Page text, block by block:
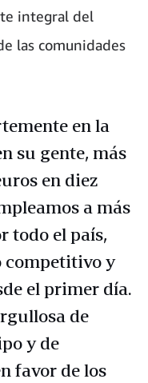
integral del
las comunidades
en la
su gente, más
en diez
a más
todo el país,
competitivo y
el primer día.
de
y de
favor de los